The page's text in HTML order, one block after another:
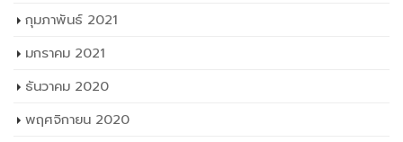
กุมภาพันธ์ 2021
มกราคม 2021
ธันวาคม 2020
พฤศจิกายน 2020